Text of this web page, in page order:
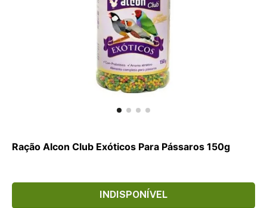
Ração Alcon Club Exóticos Para Pássaros 150g
INDISPONÍVEL